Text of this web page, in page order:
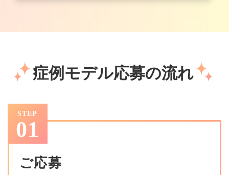
症例モデル応募の流れ
STEP
01
ご応募